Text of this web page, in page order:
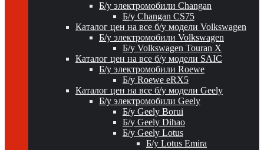
Б/у электромобили Changan
Б/у Changan CS75
Каталог цен на все б/у модели Volkswagen
Б/у электромобили Volkswagen
Б/у Volkswagen Touran X
Каталог цен на все б/у модели SAIC
Б/у электромобили Roewe
Б/у Roewe eRX5
Каталог цен на все б/у модели Geely
Б/у электромобили Geely
Б/у Geely Borui
Б/у Geely Dihao
Б/у Geely Lotus
Б/у Lotus Emira